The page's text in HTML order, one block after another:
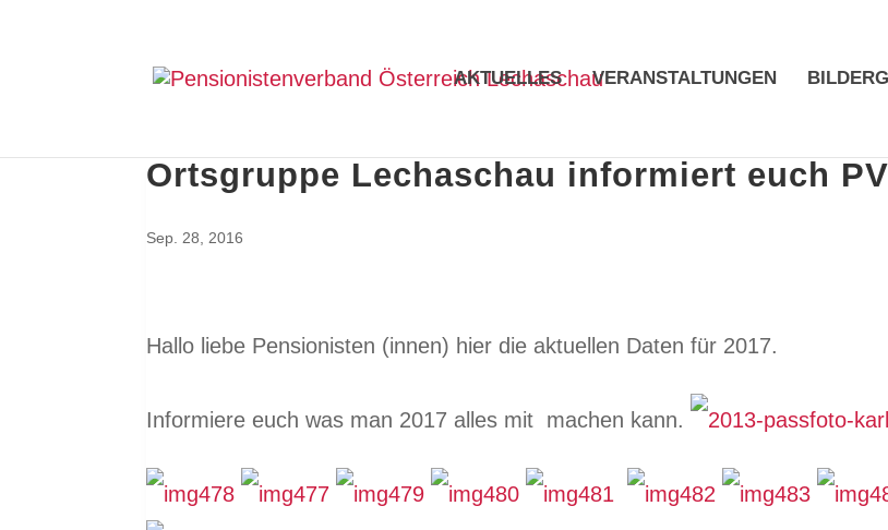
AKTUELLES VERANSTALTUNGEN
Ortsgruppe Lechaschau informiert euch
Sep. 28, 2016
Hallo liebe Pensionisten (innen) hier die aktuellen Daten für 2017.
Informiere euch was man 2017 alles mit machen kann.